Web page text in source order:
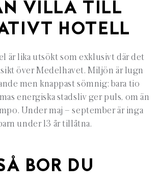
VILLA TILL
HOTELL
är lika utsökt som exklusivt där det
över Medelhavet. Miljön är lugn
men knappast sömnig: bara tio
energiska stadsliv ger puls, om än
Under maj – september är inga
under 13 år tillåtna.
BOR DU